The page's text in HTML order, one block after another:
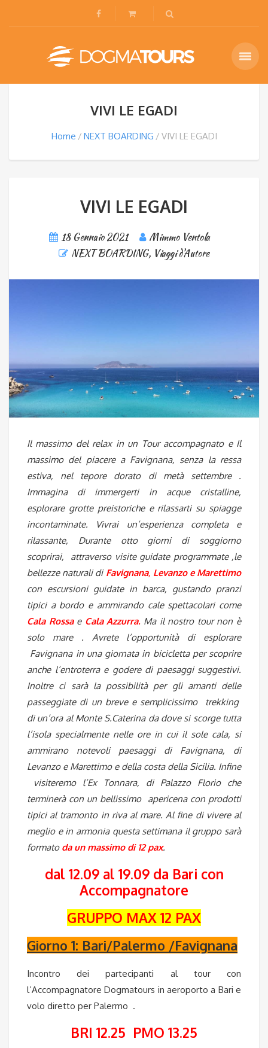
VIVI LE EGADI
Home NEXT BOARDING VIVI LE EGADI
VIVI LE EGADI
18 Gennaio 2021
Mimmo Ventola
NEXT BOARDING, Viaggi d'Autore
Il massimo del relax in un Tour accompagnato e Il
massimo del piacere a Favignana, senza la ressa
estiva, nel tepore dorato di metà settembre .
Immagina di immergerti in acque cristalline,
esplorare grotte preistoriche e rilassarti su spiagge
incontaminate. Vivrai un’esperienza completa e
rilassante, Durante otto giorni di soggiorno
scoprirai, attraverso visite guidate programmate ,le
bellezze naturali di Favignana, Levanzo e Marettimo
con escursioni guidate in barca, gustando pranzi
tipici a bordo e ammirando cale spettacolari come
Cala Rossa e Cala Azzurra.Ma il nostro tour non è
solo mare . Avrete l’opportunità di esplorare
Favignana in una giornata in bicicletta per scoprire
anche l’entroterra e godere di paesaggi suggestivi.
Inoltre ci sarà la possibilità per gli amanti delle
passeggiate di un breve e semplicissimo trekking
di un’ora al Monte S.Caterina da dove si scorge tutta
l’isola specialmente nelle ore in cui il sole cala, si
ammirano notevoli paesaggi di Favignana, di
Levanzo e Marettimo e della costa della Sicilia. Infine
visiteremo l’Ex Tonnara, di Palazzo Florio che
terminerà con un bellissimo apericena con prodotti
tipici al tramonto in riva al mare. Al fine di vivere al
meglio e in armonia questa settimana il gruppo sarà
formatoda un massimo di 12 pax.
dal 12.09 al 19.09 da Bari con
Accompagnatore
GRUPPO MAX 12 PAX
Giorno 1: Bari/Palermo /Favignana
Incontro dei partecipanti al tour con
l’Accompagnatore Dogmatours in aeroporto a Bari e
volo diretto per Palermo .
BRI 12.25 PMO 13.25